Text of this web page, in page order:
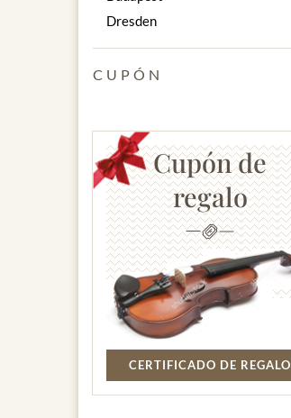
Dresden
CUPÓN
Cupón de
regalo
CERTIFICADO DE REGALO